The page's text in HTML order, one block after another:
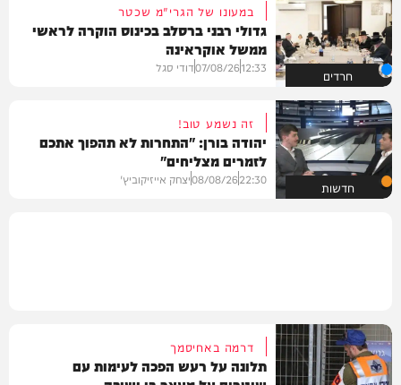
חרדים
במעונו של הגרי"מ שכטר
גדולי רבני ברסלב בכינוס הוקרה לראשי
ממשל אוקראינה
12:33
07/08/26דודי סגל
חדשות
זה נשמע טוב!
יהודה בורן: "התחרות לא תהפוך אתכם
לזמרים מצליחים"
22:30
08/08/26יצחק אייזיקוביץ'
דרמה באחיסמך
תלונה על רעש הפכה לעימות עם